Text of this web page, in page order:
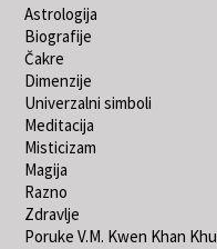
Astrologija
Biografije
Čakre
Dimenzije
Univerzalni simboli
Meditacija
Misticizam
Magija
Razno
Zdravlje
Poruke V.M. Kwen Khan Khu